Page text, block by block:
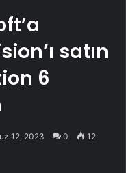
satın
6
12, 2023 0 12